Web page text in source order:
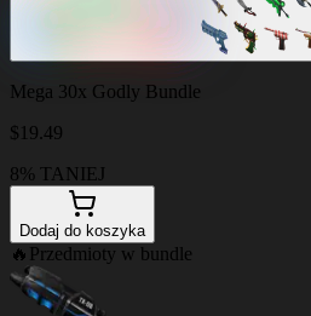
Mega 30x Godly Bundle
$ 19.49
8% TANIEJ
Dodaj do koszyka
🔥 Przedmioty w bundle